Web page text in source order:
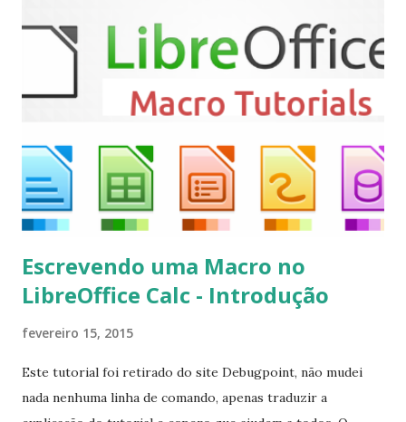
sudo apt-get install kodi Use o comando a seguir para
instalar codecs de áudio e outros complementos,
executando: $ sudo apt-get install --install-suggests
kodi Para remover, execute: $ sudo apt-get remove
Escrevendo uma Macro no
LibreOffice Calc - Introdução
fevereiro 15, 2015
Este tutorial foi retirado do site Debugpoint, não mudei
nada nenhuma linha de comando, apenas traduzir a